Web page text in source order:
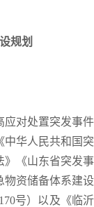
规划
应对处置突发事件
中华人民共和国突
》《山东省突发事
物资储备体系建设
号）以及《临沂